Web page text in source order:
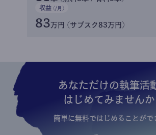
収益 (/月)
83万円 (サブスク83万円)
あなただけの執筆活
はじめてみませんか
簡単に無料ではじめることがで